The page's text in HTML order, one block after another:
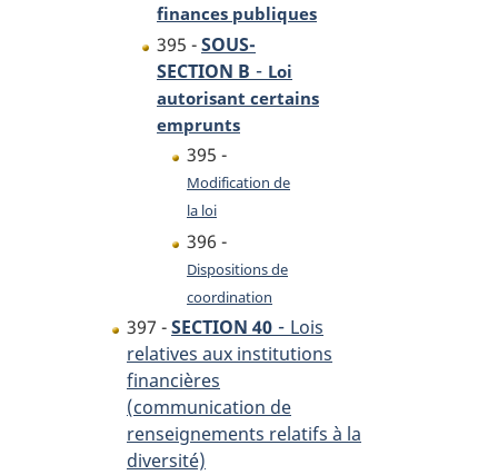
finances publiques
395 -SOUS-
SECTION B - Loi
autorisant certains
emprunts
395 -
Modification de
la loi
396 -
Dispositions de
coordination
397 -SECTION 40 - Lois
relatives aux institutions
financières
(communication de
renseignements relatifs à la
diversité)